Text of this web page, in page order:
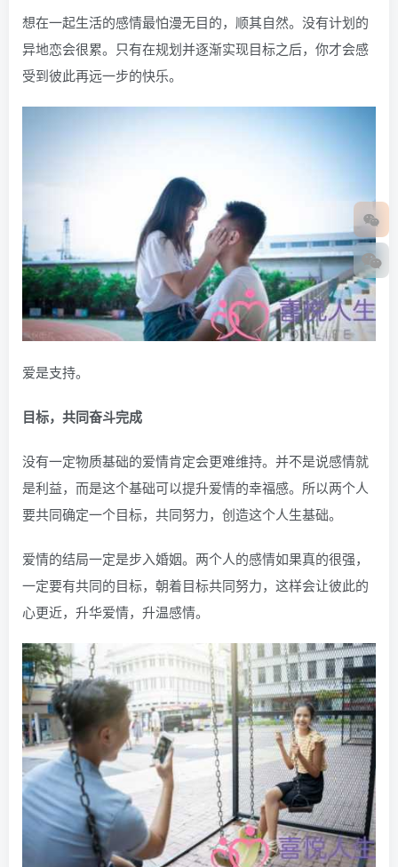
想在一起生活的感情最怕漫无目的，顺其自然。没有计划的
异地恋会很累。只有在规划并逐渐实现目标之后，你才会感
受到彼此再远一步的快乐。
爱是支持。
目标，共同奋斗完成
没有一定物质基础的爱情肯定会更难维持。并不是说感情就
是利益，而是这个基础可以提升爱情的幸福感。所以两个人
要共同确定一个目标，共同努力，创造这个人生基础。
爱情的结局一定是步入婚姻。两个人的感情如果真的很强，
一定要有共同的目标，朝着目标共同努力，这样会让彼此的
心更近，升华爱情，升温感情。